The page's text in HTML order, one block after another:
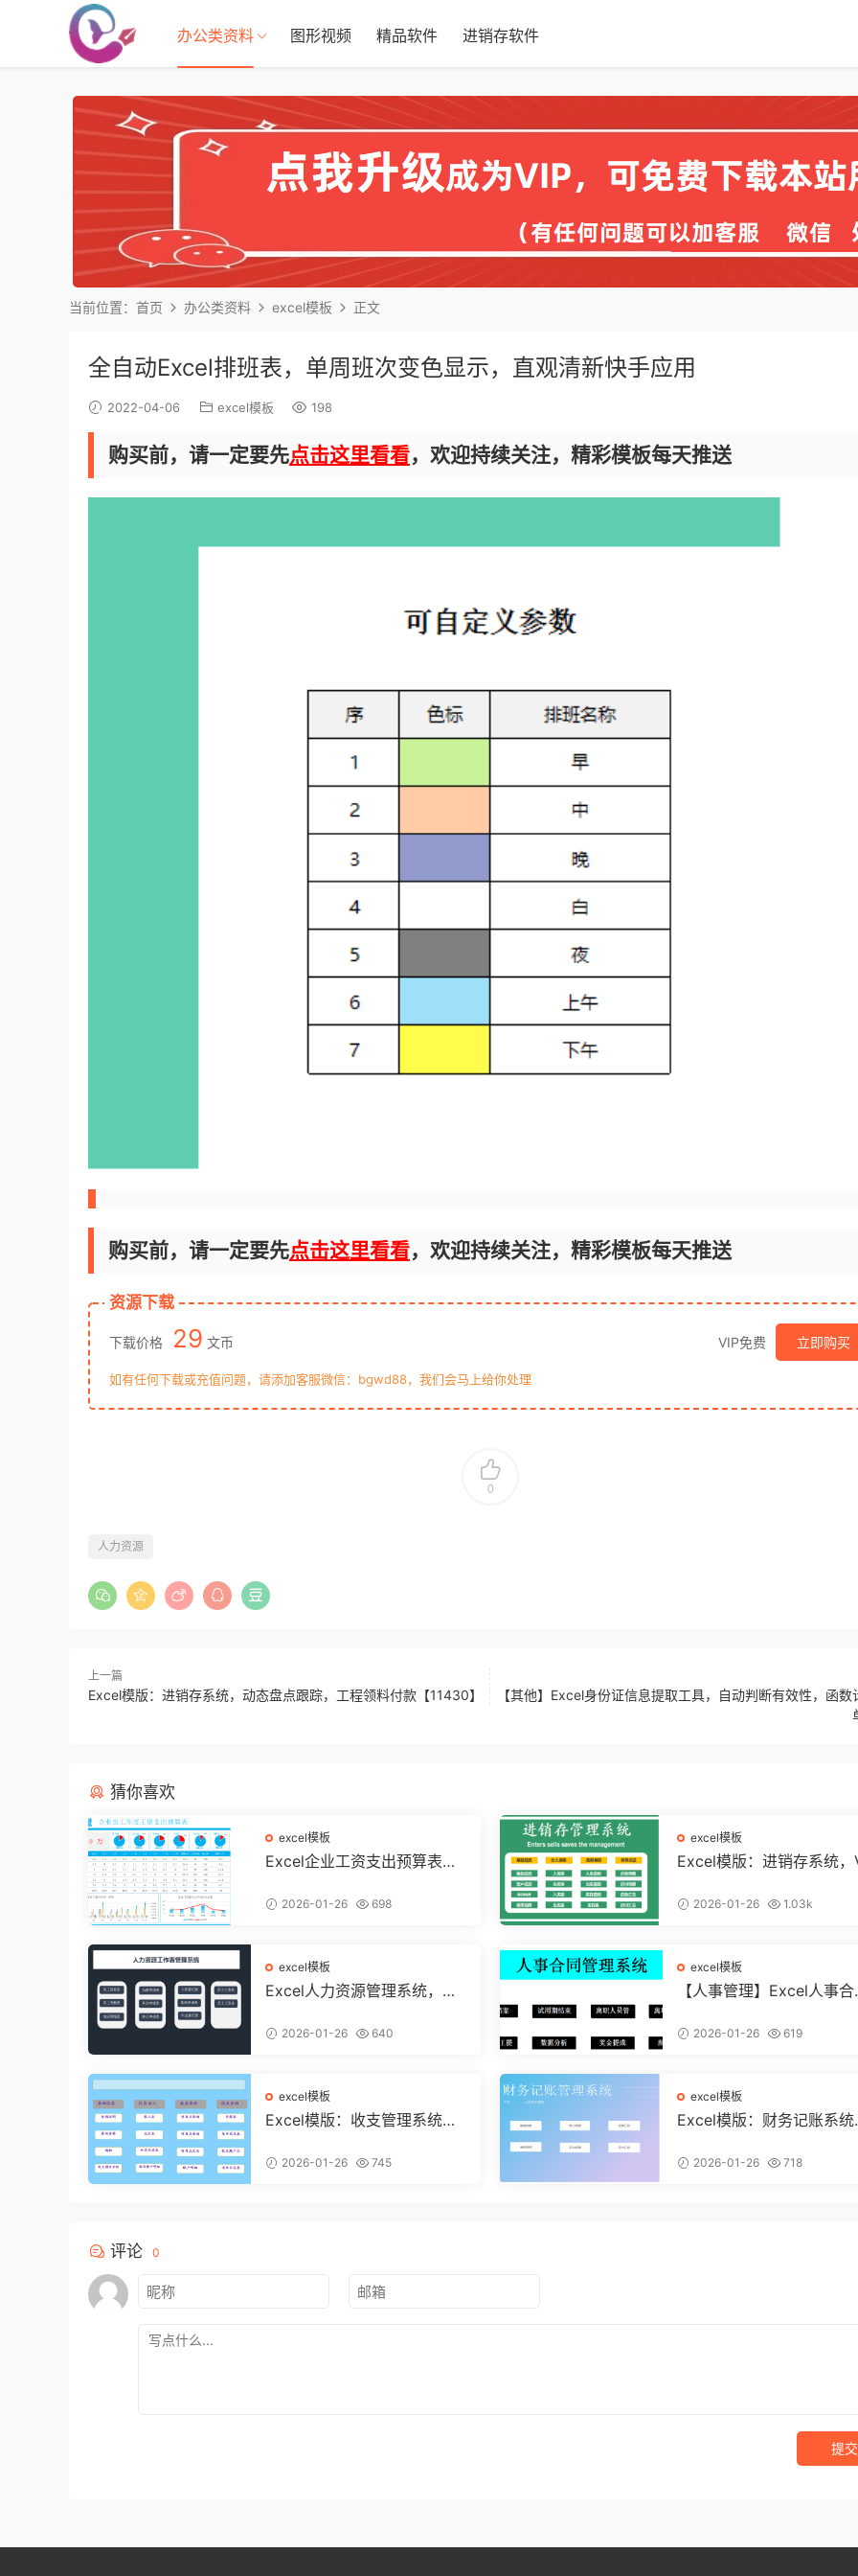
办公类资料 图形视频 精品软件 进销存软件
当前位置： 首页 办公类资料 excel模板 正文
全自动Excel排班表，单周班次变色显示，直观清新快手应用
2022-04-06 excel模板 198
购买前，请一定要先点击这里看看，欢迎持续关注，精彩模板每天推送
购买前，请一定要先点击这里看看，欢迎持续关注，精彩模板每天推送
资源下载
下载价格 29 文币 VIP免费 立即购买
如有任何下载或充值问题，请添加客服微信：bgwd88，我们会马上给你处理
0
人力资源
上一篇
Excel模版：进销存系统，动态盘点跟踪，工程领料付款【11430】
【其他】Excel身份证信息提取工具，自动判断有效性，函数
猜你喜欢
excel模板
Excel企业工资支出预算表，
不操心【10194】
2026-01-26 698
excel模板
Excel模版：进销存系统，
8】2026-01-26 1.03k
excel模板
Excel人力资源管理系统，自
用不加班
2026-01-26 640
excel模板
【人事管理】Excel人事合
结构分析
2026-01-26 619
excel模板
Excel模版：收支管理系统，
994】
2026-01-26 745
excel模板
Excel模版：财务记账系统
【11261】
2026-01-26 718
评论 0
提交